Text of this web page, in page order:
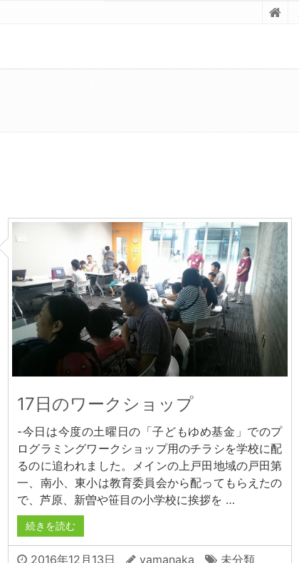
17日のワークショップ
-今日は今度の土曜日の「子どもゆめ基金」でのプ
ログラミングワークショップ用のチラシを学校に配
るのに追われました。メインの上戸田地域の戸田第
一、南小、東小は教育委員会から配ってもらえたの
で、芦原、新曽や笹目の小学校に挨拶を …
続きを読む
2016年12月13日 yamanaka 未分類